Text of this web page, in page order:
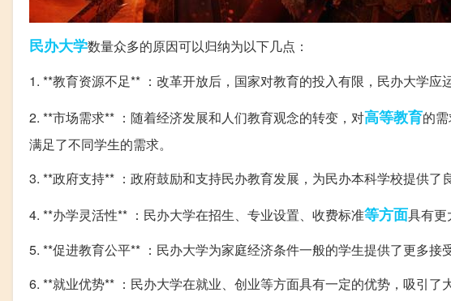
民办大学数量众多的原因可以归纳为以下几点：
1. **教育资源不足** ：改革开放后，国家对教育的投入有限，民办大学应
2. **市场需求** ：随着经济发展和人们教育观念的转变，对高等教育的
满足了不同学生的需求。
3. **政府支持** ：政府鼓励和支持民办教育发展，为民办本科学校提供了
4. **办学灵活性** ：民办大学在招生、专业设置、收费标准等方面具有更
5. **促进教育公平** ：民办大学为家庭经济条件一般的学生提供了更多接
6. **就业优势** ：民办大学在就业、创业等方面具有一定的优势，吸引了